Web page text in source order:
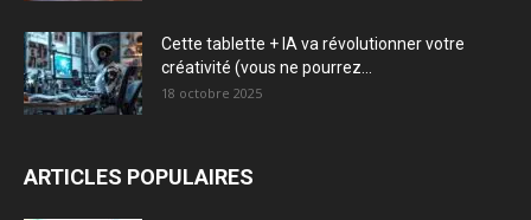
Cette tablette + IA va révolutionner votre
créativité (vous ne pourrez...
18 octobre 2025
ARTICLES POPULAIRES